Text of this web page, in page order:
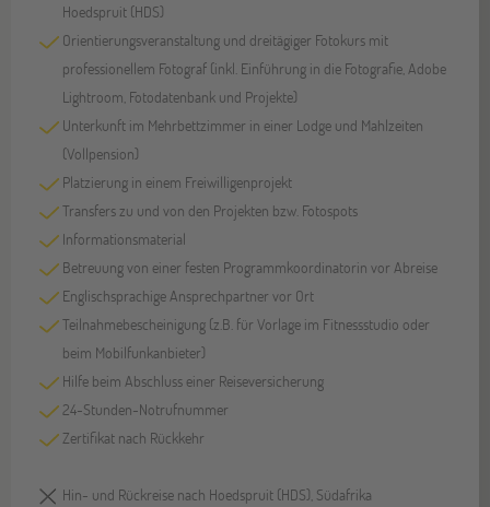
Hoedspruit (HDS)
Orientierungsveranstaltung und dreitägiger Fotokurs mit
professionellem Fotograf (inkl. Einführung in die Fotografie, Adobe
Lightroom, Fotodatenbank und Projekte)
Unterkunft im Mehrbettzimmer in einer Lodge und Mahlzeiten
(Vollpension)
Platzierung in einem Freiwilligenprojekt
Transfers zu und von den Projekten bzw. Fotospots
Informationsmaterial
Betreuung von einer festen Programmkoordinatorin vor Abreise
Englischsprachige Ansprechpartner vor Ort
Teilnahmebescheinigung (z.B. für Vorlage im Fitnessstudio oder
beim Mobilfunkanbieter)
Hilfe beim Abschluss einer Reiseversicherung
24-Stunden-Notrufnummer
Zertifikat nach Rückkehr
Hin- und Rückreise nach Hoedspruit (HDS), Südafrika